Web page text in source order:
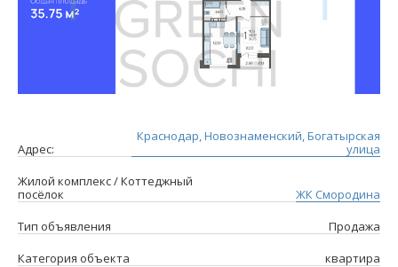
Адрес:
Краснодар, Новознаменский, Богатырская
улица
Жилой комплекс / Коттеджный
посёлок
ЖК Смородина
Тип объявления
Продажа
Категория объекта
квартира